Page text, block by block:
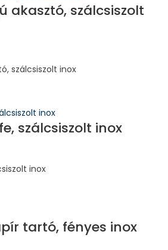
akasztó, szálcsiszolt
szálcsiszolt inox
szálcsiszolt inox
inox
tartó, fényes inox